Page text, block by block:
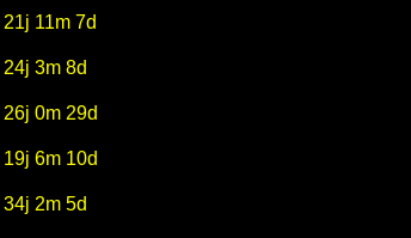
21j 11m 7d
24j 3m 8d
26j 0m 29d
19j 6m 10d
34j 2m 5d